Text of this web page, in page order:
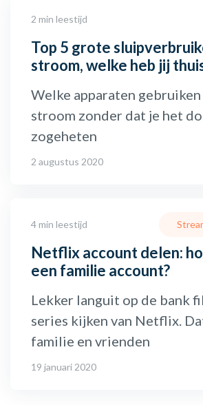
2 min leestijd
Top 5 grote
stroom, welke heb jij
Welke apparaten
stroom zonder dat je het
zogeheten
2 augustus 2020
4 min leestijd
Netflix account delen:
een familie account?
Lekker languit op de bank
series kijken van Netflix.
familie en vrienden
19 januari 2020